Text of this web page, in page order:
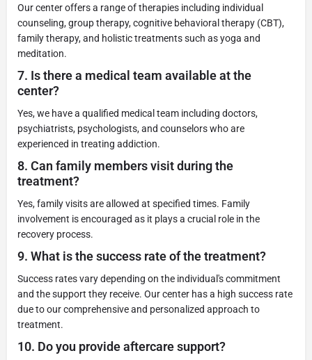
Our center offers a range of therapies including individual
counseling, group therapy, cognitive behavioral therapy (CBT),
family therapy, and holistic treatments such as yoga and
meditation.
7. Is there a medical team available at the
center?
Yes, we have a qualified medical team including doctors,
psychiatrists, psychologists, and counselors who are
experienced in treating addiction.
8. Can family members visit during the
treatment?
Yes, family visits are allowed at specified times. Family
involvement is encouraged as it plays a crucial role in the
recovery process.
9. What is the success rate of the treatment?
Success rates vary depending on the individual's commitment
and the support they receive. Our center has a high success rate
due to our comprehensive and personalized approach to
treatment.
10. Do you provide aftercare support?